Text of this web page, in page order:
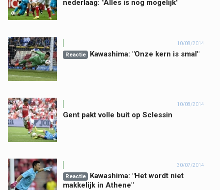
nederlaag: "Alles is nog mogelijk"
10/08/2014
Reactie Kawashima: "Onze kern is smal"
10/08/2014
Gent pakt volle buit op Sclessin
30/07/2014
Reactie
Kawashima: "Het wordt niet
makkelijk in Athene"